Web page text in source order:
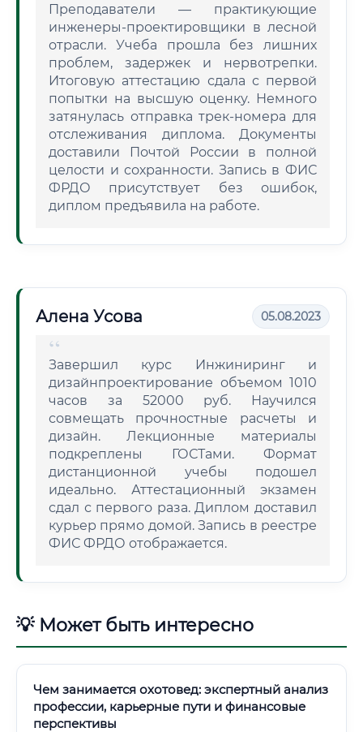
Преподаватели — практикующие
инженеры-проектировщики в лесной
отрасли. Учеба прошла без лишних
проблем, задержек и нервотрепки.
Итоговую аттестацию сдала с первой
попытки на высшую оценку. Немного
затянулась отправка трек-номера для
отслеживания диплома. Документы
доставили Почтой России в полной
целости и сохранности. Запись в ФИС
ФРДО присутствует без ошибок,
диплом предъявила на работе.
Алена Усова 05.08.2023
Завершил курс Инжиниринг и
дизайнпроектирование объемом 1010
часов за 52000 руб. Научился
совмещать прочностные расчеты и
дизайн. Лекционные материалы
подкреплены ГОСТами. Формат
дистанционной учебы подошел
идеально. Аттестационный экзамен
сдал с первого раза. Диплом доставил
курьер прямо домой. Запись в реестре
ФИС ФРДО отображается.
💡 Может быть интересно
Чем занимается охотовед: экспертный анализ
профессии, карьерные пути и финансовые
перспективы